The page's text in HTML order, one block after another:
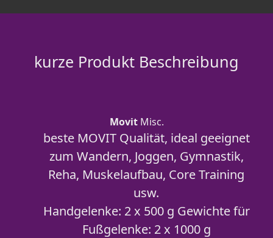
kurze Produkt Beschreibung
MovitMisc.
beste MOVIT Qualität, ideal geeignet
zum Wandern, Joggen, Gymnastik,
Reha, Muskelaufbau, Core Training
usw.
Handgelenke: 2 x 500 g Gewichte für
Fußgelenke: 2 x 1000 g